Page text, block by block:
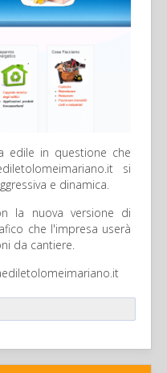
edile in questione che
si
e dinamica.
la nuova versione di
che l'impresa userà
da cantiere.